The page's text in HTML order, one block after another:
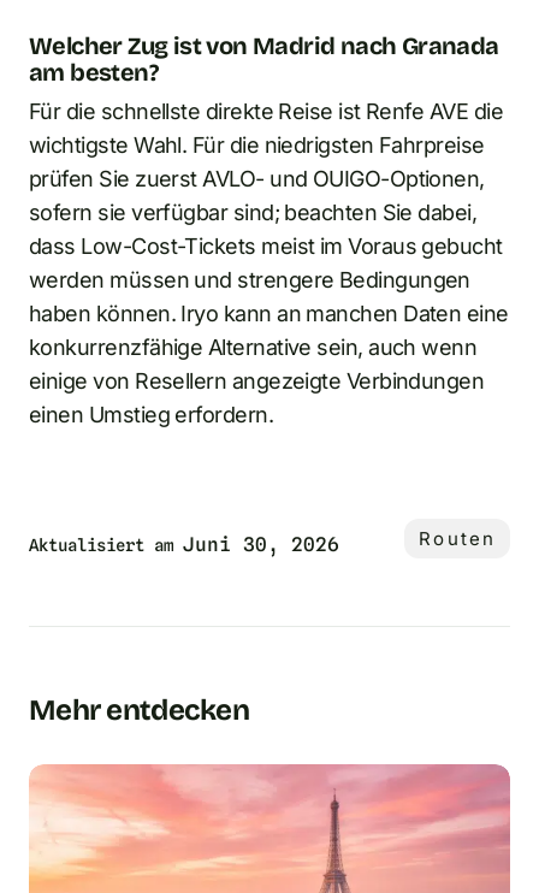
Welcher Zug ist von Madrid nach Granada
am besten?
Für die schnellste direkte Reise ist Renfe AVE die
wichtigste Wahl. Für die niedrigsten Fahrpreise
prüfen Sie zuerst AVLO- und OUIGO-Optionen,
sofern sie verfügbar sind; beachten Sie dabei,
dass Low-Cost-Tickets meist im Voraus gebucht
werden müssen und strengere Bedingungen
haben können. Iryo kann an manchen Daten eine
konkurrenzfähige Alternative sein, auch wenn
einige von Resellern angezeigte Verbindungen
einen Umstieg erfordern.
Aktualisiert am Juni 30, 2026 Routen
Mehr entdecken